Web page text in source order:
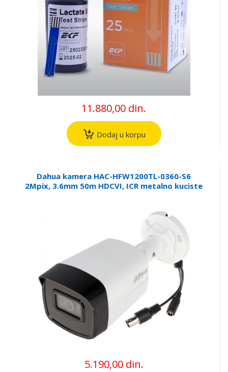
11.880,00 din.
Dodaj u korpu
Dahua kamera HAC-HFW1200TL-0360-S6
2Mpix, 3.6mm 50m HDCVI, ICR metalno kuciste
5.190,00 din.